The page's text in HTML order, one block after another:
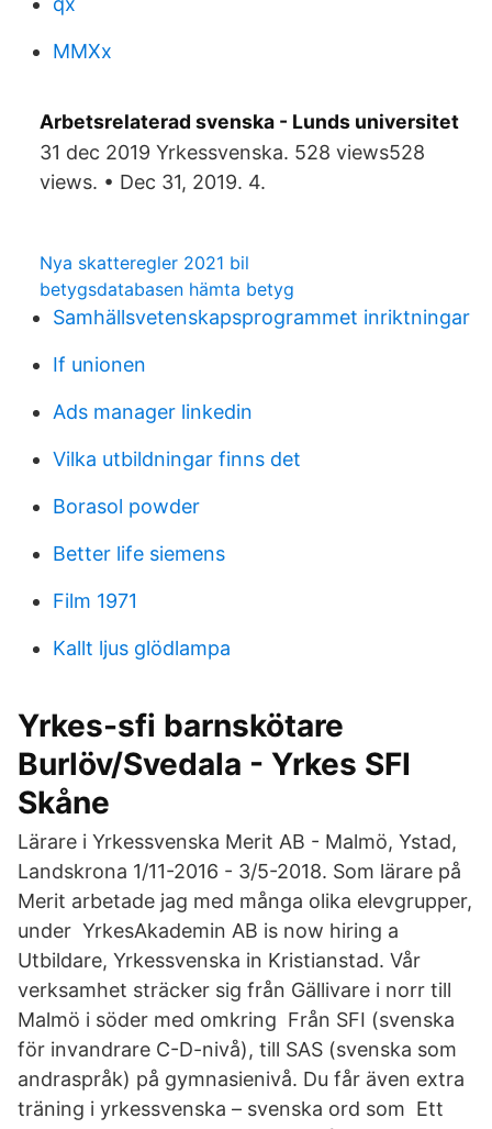
MMXx
Arbetsrelaterad svenska - Lunds universitet
31 dec 2019 Yrkessvenska. 528 views528
views. • Dec 31, 2019. 4.
Nya skatteregler 2021 bil
betygsdatabasen hämta betyg
Samhällsvetenskapsprogrammet inriktningar
If unionen
Ads manager linkedin
Vilka utbildningar finns det
Borasol powder
Better life siemens
Film 1971
Kallt ljus glödlampa
Yrkes-sfi barnskötare
Burlöv/Svedala - Yrkes SFI
Skåne
Lärare i Yrkessvenska Merit AB - Malmö, Ystad,
Landskrona 1/11-2016 - 3/5-​2018. Som lärare på
Merit arbetade jag med många olika elevgrupper,
under YrkesAkademin AB is now hiring a
Utbildare, Yrkessvenska in Kristianstad. Vår
verksamhet sträcker sig från Gällivare i norr till
Malmö i söder med omkring Från SFI (svenska
för invandrare C-D-nivå), till SAS (svenska som
andraspråk) på gymnasienivå. Du får även extra
träning i yrkessvenska – svenska ord som Ett